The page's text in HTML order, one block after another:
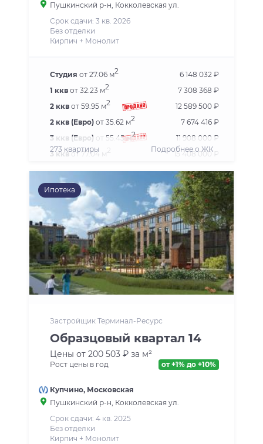
Пушкинский р-н, Кокколевская ул.
Срок сдачи: 3 кв. 2026
Без отделки
Кирпич + Монолит
Студия от 27.06 м2
6 148 032 ₽
1 ккв от 32.23 м2
7 308 368 ₽
2 ккв от 59.95 м2
12 589 500 ₽
2 ккв (Евро) от 35.62 м2
7 674 416 ₽
3 ккв (Евро) от 55.45 м2
11 908 000 ₽
3 кквот 77.04 м2 15 408 000 ₽
273 квартиры Подробнее о ЖК
Ипотека
Застройщик Терминал-Ресурс
Образцовый квартал 14
Цены от 200 503 ₽ за м²
Рост цены в год от +1% до +10%
Купчино, Московская
Пушкинский р-н, Кокколевская ул.
Срок сдачи: 4 кв. 2025
Без отделки
Кирпич + Монолит